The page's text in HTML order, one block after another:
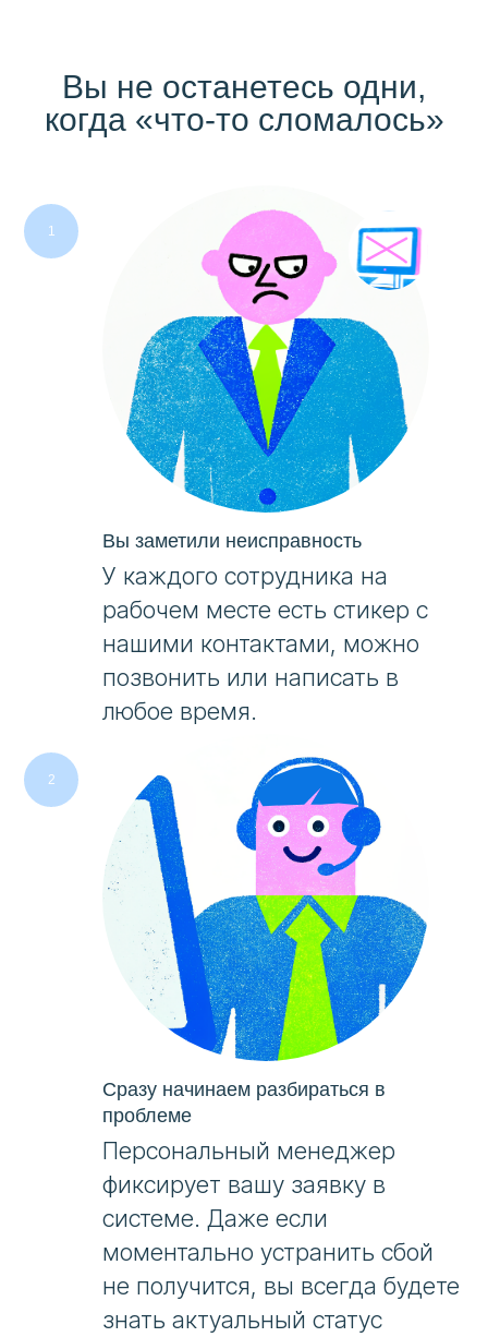
Вы не останетесь одни,
когда «что-то сломалось»
Вы заметили неисправность
У каждого сотрудника на
рабочем месте есть стикер с
нашими контактами, можно
позвонить или написать в
любое время.
Сразу начинаем разбираться в
проблеме
Персональный менеджер
фиксирует вашу заявку в
системе. Даже если
моментально устранить сбой
не получится, вы всегда будете
знать актуальный статус